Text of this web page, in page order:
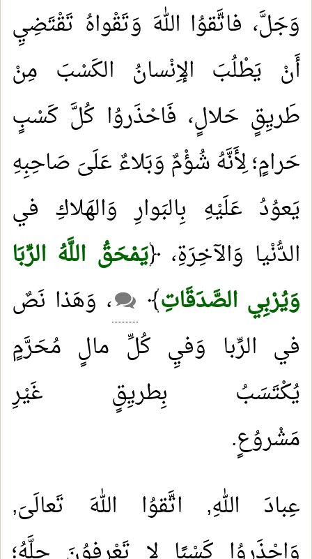
وَجَلَّ، فاتَّقوُا اللهَ وَتَقْواهُ تَقْتَضِيِ
أَنْ يَطْلُبَ الإِنْسانُ الكَسْبَ مِنْ
طَريِقٍ حَلالٍ، فَاحْذَروُا كُلَّ كَسْبٍ
حَرامٍ؛ لِأَنَّهُ شُؤْمٌ وَبَلاءٌ عَلَىَ صَاحِبِهِ
يَعوُدُ عَلَيْهِ بِالبَوارِ وَالهَلاكِ في
الدُّنْيا وَالآخِرَةِ، ﴿يَمْحَقُ اللَّهُ الرِّبَا
وَيُرْبِي الصَّدَقَاتِ﴾
، وَهَذا نَصٌ
في الرِّبا وَفيِ كُلِّ مالٍ مُحَرَّمٍ
يُكْتَسَبُ بِطريِقٍ غَيْرِ
مَشْروُعٍ.
عِبادَ اللهِ, اتَّقوُا اللهَ تَعالَىَ,